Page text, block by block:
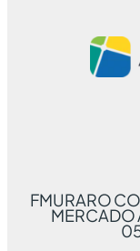
FMURARO
MERCADO